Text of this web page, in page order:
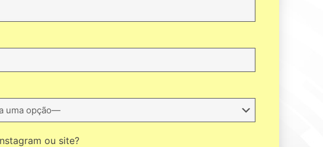
ou site?